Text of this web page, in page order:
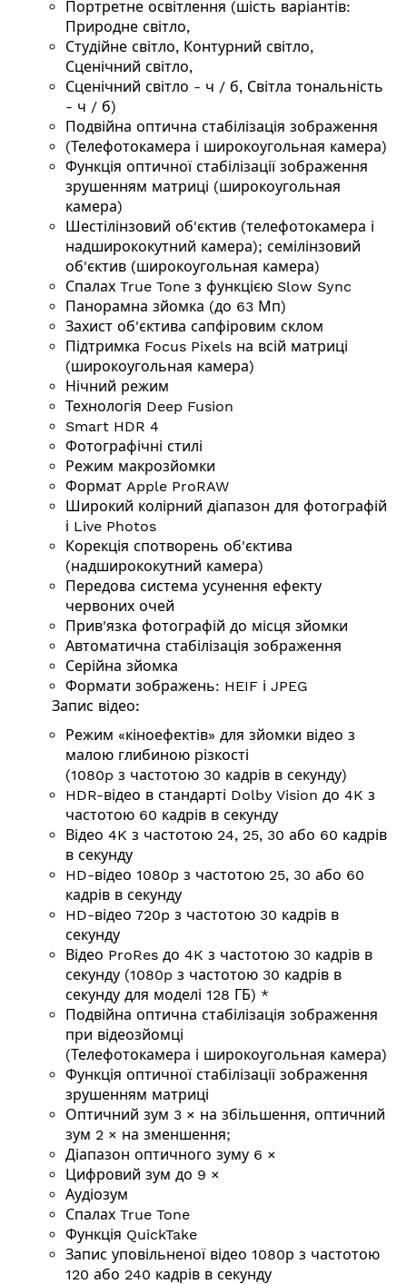
Портретне освітлення (шість варіантів:
Природне світло,
Студійне світло, Контурний світло,
Сценічний світло,
Сценічний світло - ч / б, Світла тональність
- ч / б)
Подвійна оптична стабілізація зображення
(Телефотокамера і широкоугольная камера)
Функція оптичної стабілізації зображення
зрушенням матриці (широкоугольная
камера)
Шестілінзовий об'єктив (телефотокамера і
надширококутний камера); семілінзовий
об'єктив (широкоугольная камера)
Спалах True Tone з функцією Slow Sync
Панорамна зйомка (до 63 Мп)
Захист об'єктива сапфіровим склом
Підтримка Focus Pixels на всій матриці
(широкоугольная камера)
Нічний режим
Технологія Deep Fusion
Smart HDR 4
Фотографічні стилі
Режим макрозйомки
Формат Apple ProRAW
Широкий колірний діапазон для фотографій
і Live Photos
Корекція спотворень об'єктива
(надширококутний камера)
Передова система усунення ефекту
червоних очей
Прив'язка фотографій до місця зйомки
Автоматична стабілізація зображення
Серійна зйомка
Формати зображень: HEIF і JPEG
Запис відео:
Режим «кіноефектів» для зйомки відео з
малою глибиною різкості
(1080p з частотою 30 кадрів в секунду)
HDR-відео в стандарті Dolby Vision до 4K з
частотою 60 кадрів в секунду
Відео 4K з частотою 24, 25, 30 або 60 кадрів
в секунду
HD-відео 1080p з частотою 25, 30 або 60
кадрів в секунду
HD-відео 720p з частотою 30 кадрів в
секунду
Відео ProRes до 4K з частотою 30 кадрів в
секунду (1080p з частотою 30 кадрів в
секунду для моделі 128 ГБ) *
Подвійна оптична стабілізація зображення
при відеозйомці
(Телефотокамера і широкоугольная камера)
Функція оптичної стабілізації зображення
зрушенням матриці
Оптичний зум 3 × на збільшення, оптичний
зум 2 × на зменшення;
Діапазон оптичного зуму 6 ×
Цифровий зум до 9 ×
Аудіозум
Спалах True Tone
Функція QuickTake
Запис уповільненої відео 1080р з частотою
120 або 240 кадрів в секунду